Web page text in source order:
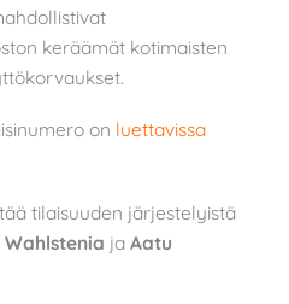
keräämät kotimaisten
on luettavissa
tilaisuuden järjestelyistä
ja Aatu